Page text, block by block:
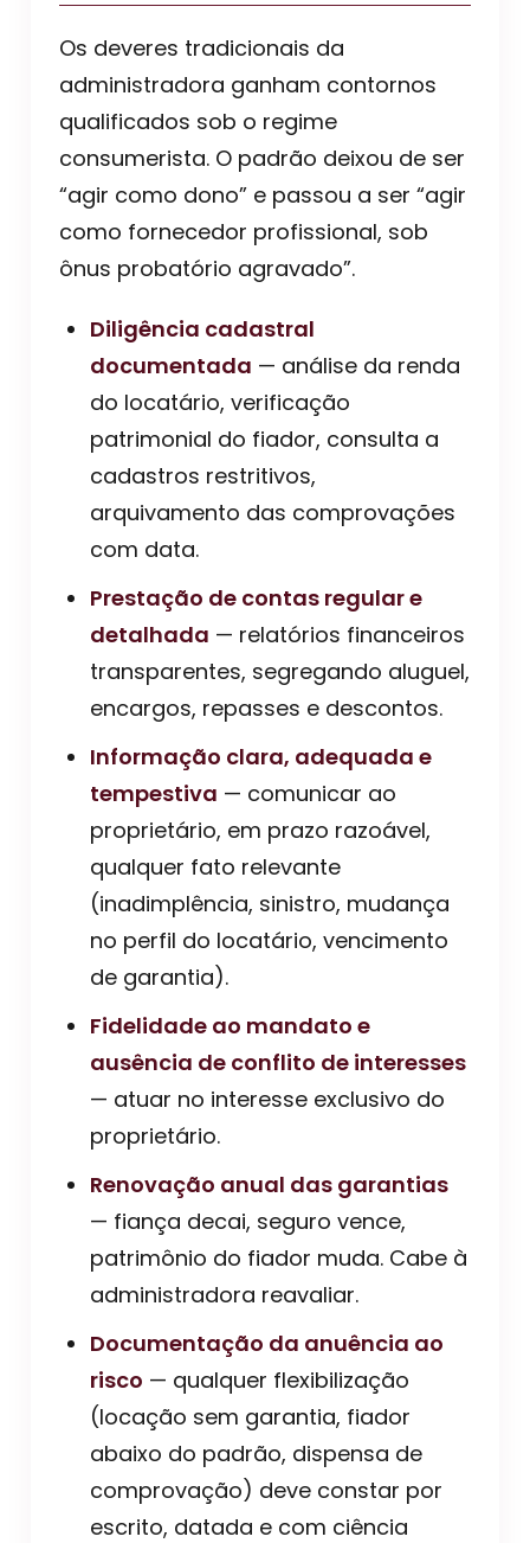
Os deveres tradicionais da
administradora ganham contornos
qualificados sob o regime
consumerista. O padrão deixou de ser
“agir como dono” e passou a ser “agir
como fornecedor profissional, sob
ônus probatório agravado”.
Diligência cadastral
documentada — análise da renda
do locatário, verificação
patrimonial do fiador, consulta a
cadastros restritivos,
arquivamento das comprovações
com data.
Prestação de contas regular e
detalhada — relatórios financeiros
transparentes, segregando aluguel,
encargos, repasses e descontos.
Informação clara, adequada e
tempestiva — comunicar ao
proprietário, em prazo razoável,
qualquer fato relevante
(inadimplência, sinistro, mudança
no perfil do locatário, vencimento
de garantia).
Fidelidade ao mandato e
ausência de conflito de interesses
— atuar no interesse exclusivo do
proprietário.
Renovação anual das garantias
— fiança decai, seguro vence,
patrimônio do fiador muda. Cabe à
administradora reavaliar.
Documentação da anuência ao
risco — qualquer flexibilização
(locação sem garantia, fiador
abaixo do padrão, dispensa de
comprovação) deve constar por
escrito, datada e com ciência